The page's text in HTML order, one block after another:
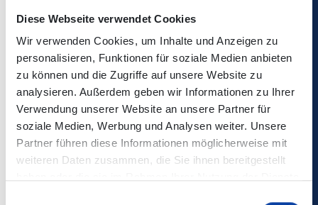
Diese Webseite verwendet Cookies
Wir verwenden Cookies, um Inhalte und Anzeigen zu
personalisieren, Funktionen für soziale Medien anbieten
zu können und die Zugriffe auf unsere Website zu
analysieren. Außerdem geben wir Informationen zu Ihrer
Verwendung unserer Website an unsere Partner für
soziale Medien, Werbung und Analysen weiter. Unsere
Partner führen diese Informationen möglicherweise mit
weiteren Daten zusammen, die Sie ihnen bereitgestellt
Verbindungsauskunft enthalten!
Kontaktdaten/ zuständiges
Verkehrsunternehmen: Aktuelles – bkr mobility (bkr-
mobility.de)
Baustellenfahrplan/ Lageplan Ersatzhaltestelle: